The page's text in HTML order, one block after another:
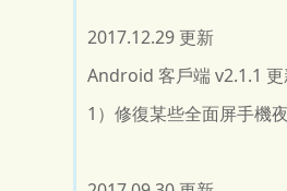
2017.12.29 更新
Android 客戶端 v2.1.1
1）修復某些全面屏手機